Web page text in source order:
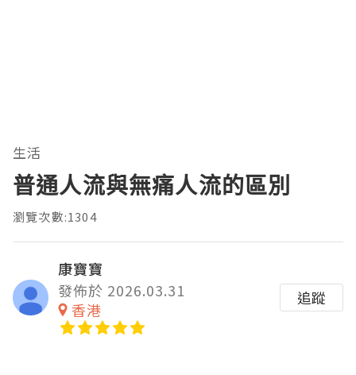
生活
普通人流與無痛人流的區別
瀏覽次數:1304
康寶寶
發佈於 2026.03.31
香港
追蹤